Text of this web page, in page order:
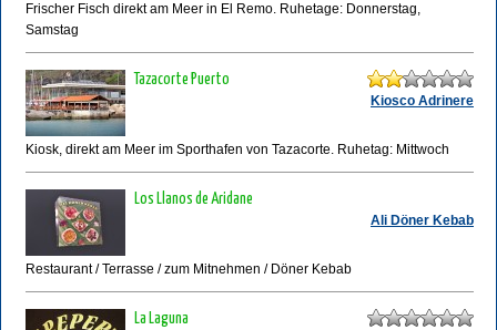
Frischer Fisch direkt am Meer in El Remo. Ruhetage: Donnerstag,
Samstag
Kiosco Adrinere
Tazacorte Puerto
Kiosk, direkt am Meer im Sporthafen von Tazacorte. Ruhetag: Mittwoch
Ali Döner Kebab
Los Llanos de Aridane
Restaurant / Terrasse / zum Mitnehmen / Döner Kebab
La Laguna